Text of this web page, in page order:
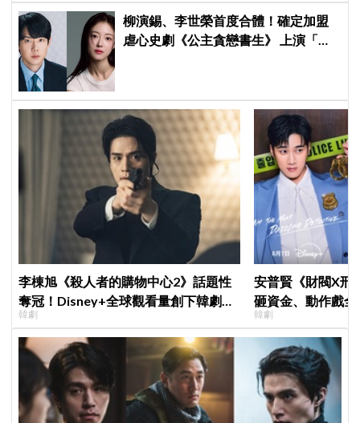
柳演錫、李世榮首度合體！確定加盟
虐心史劇《公主貪戀書生》 上演「朝
李棟旭《殺人者的購物中心2》話題性
奪冠！Disney+全球觀看量創下韓劇新
紀錄
韓劇
安普賢《財閥X刑
砸資金、動作戲
超越第一季
韓劇